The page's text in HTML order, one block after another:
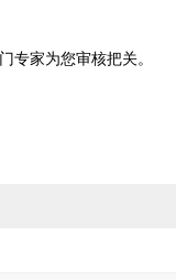
专家为您审核把关。